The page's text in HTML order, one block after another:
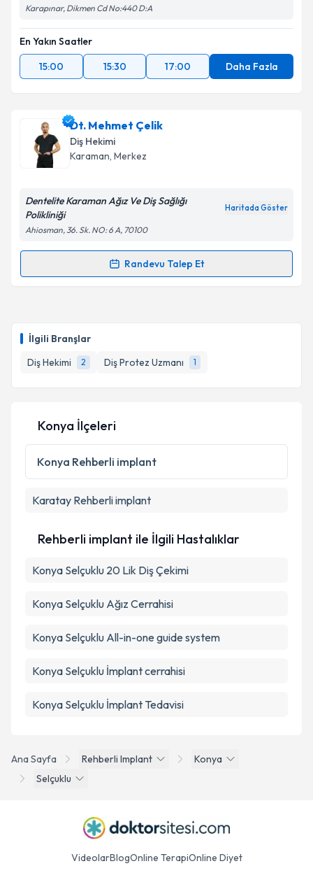
İlgili Branşlar
Diş Hekimi
2 Diş Protez Uzmanı 1
Karapınar, Dikmen Cd No:440 D:A
En Yakın Saatler
15:00
15:30 17:00 Daha Fazla
Dt. Mehmet Çelik
Diş Hekimi
Karaman, Merkez
Dentelite Karaman Ağız Ve Diş Sağlığı
Polikliniği
Haritada Göster
Ahiosman, 36. Sk. NO: 6 A, 70100
Randevu Talep Et
Randevu Takvimi Talebi
takvim hazırlandığında e-posta ile bilgilendireceğiz.
E-posta Adresiniz
Kişisel verilerimin işlenmesine ilişkinAydınlatma
Metni 'ni okudum ve kişisel verilerimin belirtilen
kapsamda işlenmesini kabul ediyorum.
Ana Sayfa Rehberli Implant
Konya
Selçuklu
Konya İlçeleri
Konya Rehberli implant
Karatay Rehberli implant
Rehberli implant ile İlgili Hastalıklar
Konya Selçuklu 20 Lik Diş Çekimi
Konya Selçuklu Ağız Cerrahisi
Konya Selçuklu All-in-one guide system
Konya Selçuklu İmplant cerrahisi
Konya Selçuklu İmplant Tedavisi
VideolarBlogOnline TerapiOnline Diyet